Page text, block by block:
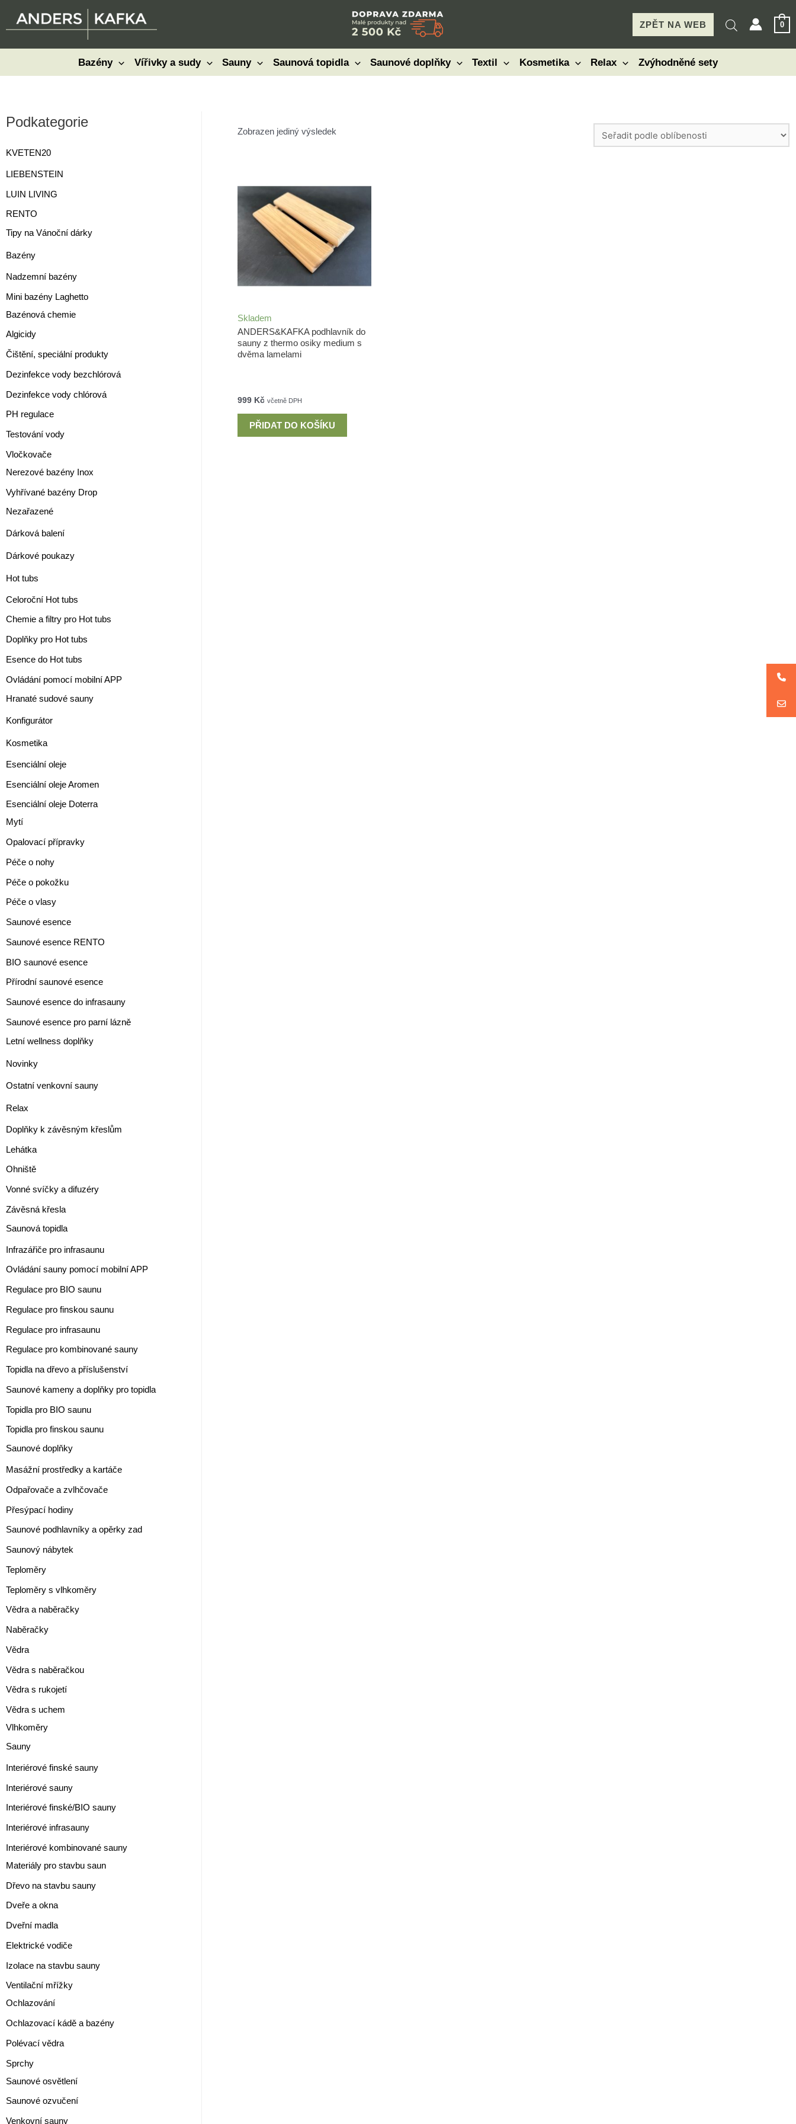
ZPĚT NA WEB 0
Bazény Vířivky a sudy Sauny Saunová topidla Saunové doplňky Textil Kosmetika Relax Zvýhodněné sety
Podkategorie
KVETEN20
LIEBENSTEIN
LUIN LIVING
RENTO
Tipy na Vánoční dárky
Bazény
Nadzemní bazény
Mini bazény Laghetto
Bazénová chemie
Algicidy
Čištění, speciální produkty
Dezinfekce vody bezchlórová
Dezinfekce vody chlórová
PH regulace
Testování vody
Vločkovače
Nerezové bazény Inox
Vyhřívané bazény Drop
Nezařazené
Dárková balení
Dárkové poukazy
Hot tubs
Celoroční Hot tubs
Chemie a filtry pro Hot tubs
Doplňky pro Hot tubs
Esence do Hot tubs
Ovládání pomocí mobilní APP
Hranaté sudové sauny
Konfigurátor
Kosmetika
Esenciální oleje
Esenciální oleje Aromen
Esenciální oleje Doterra
Mytí
Opalovací přípravky
Péče o nohy
Péče o pokožku
Péče o vlasy
Saunové esence
Saunové esence RENTO
BIO saunové esence
Přírodní saunové esence
Saunové esence do infrasauny
Saunové esence pro parní lázně
Letní wellness doplňky
Novinky
Ostatní venkovní sauny
Relax
Doplňky k závěsným křeslům
Lehátka
Ohniště
Vonné svíčky a difuzéry
Závěsná křesla
Saunová topidla
Infrazářiče pro infrasaunu
Ovládání sauny pomocí mobilní APP
Regulace pro BIO saunu
Regulace pro finskou saunu
Regulace pro infrasaunu
Regulace pro kombinované sauny
Topidla na dřevo a příslušenství
Saunové kameny a doplňky pro topidla
Topidla pro BIO saunu
Topidla pro finskou saunu
Saunové doplňky
Masážní prostředky a kartáče
Odpařovače a zvlhčovače
Přesýpací hodiny
Saunové podhlavníky a opěrky zad
Saunový nábytek
Teploměry
Teploměry s vlhkoměry
Vědra a naběračky
Naběračky
Vědra
Vědra s naběračkou
Vědra s rukojetí
Vědra s uchem
Vlhkoměry
Sauny
Interiérové finské sauny
Interiérové sauny
Interiérové finské/BIO sauny
Interiérové infrasauny
Interiérové kombinované sauny
Materiály pro stavbu saun
Dřevo na stavbu sauny
Dveře a okna
Dveřní madla
Elektrické vodiče
Izolace na stavbu sauny
Ventilační mřížky
Ochlazování
Ochlazovací kádě a bazény
Polévací vědra
Sprchy
Saunové osvětlení
Saunové ozvučení
Venkovní sauny
Zobrazen jediný výsledek
Skladem
ANDERS&KAFKA podhlavník do
sauny z thermo osiky medium s
dvěma lamelami
999 Kč včetně DPH
PŘIDAT DO KOŠÍKU